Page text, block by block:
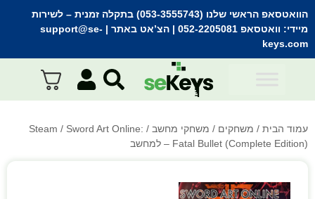
הוואטסאפ הראשי שלנו (053-3555743) בתקלה זמנית
– לשירות
מיידי: וואטסאפ 052-2205081 | הצ’אט באתר | support@se-
keys.com
עמוד הבית / משחקים / משחקי מחשב /
Steam / Sword Art Online:
Fatal Bullet (Complete Edition) – למחשב